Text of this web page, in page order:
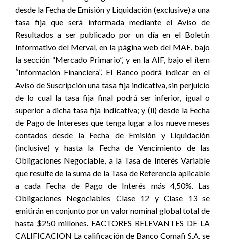
desde la Fecha de Emisión y Liquidación (exclusive) a una
tasa fija que será informada mediante el Aviso de
Resultados a ser publicado por un día en el Boletín
Informativo del Merval, en la página web del MAE, bajo
la sección “Mercado Primario”, y en la AIF, bajo el ítem
“Información Financiera”. El Banco podrá indicar en el
Aviso de Suscripción una tasa fija indicativa, sin perjuicio
de lo cual la tasa fija final podrá ser inferior, igual o
superior a dicha tasa fija indicativa; y (ii) desde la Fecha
de Pago de Intereses que tenga lugar a los nueve meses
contados desde la Fecha de Emisión y Liquidación
(inclusive) y hasta la Fecha de Vencimiento de las
Obligaciones Negociable, a la Tasa de Interés Variable
que resulte de la suma de la Tasa de Referencia aplicable
a cada Fecha de Pago de Interés más 4,50%. Las
Obligaciones Negociables Clase 12 y Clase 13 se
emitirán en conjunto por un valor nominal global total de
hasta $250 millones. FACTORES RELEVANTES DE LA
CALIFICACION La calificación de Banco Comafi S.A. se